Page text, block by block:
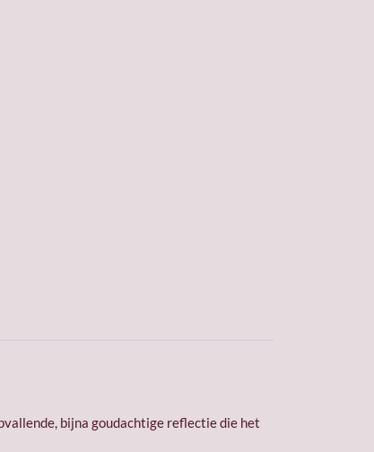
bijna goudachtige reflectie die het